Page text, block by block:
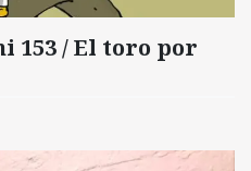
153 / El toro por